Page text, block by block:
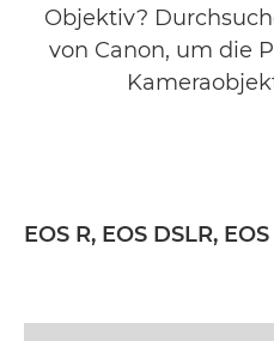
Objektiv?
von Canon, um die
EOS R, EOS DSLR,